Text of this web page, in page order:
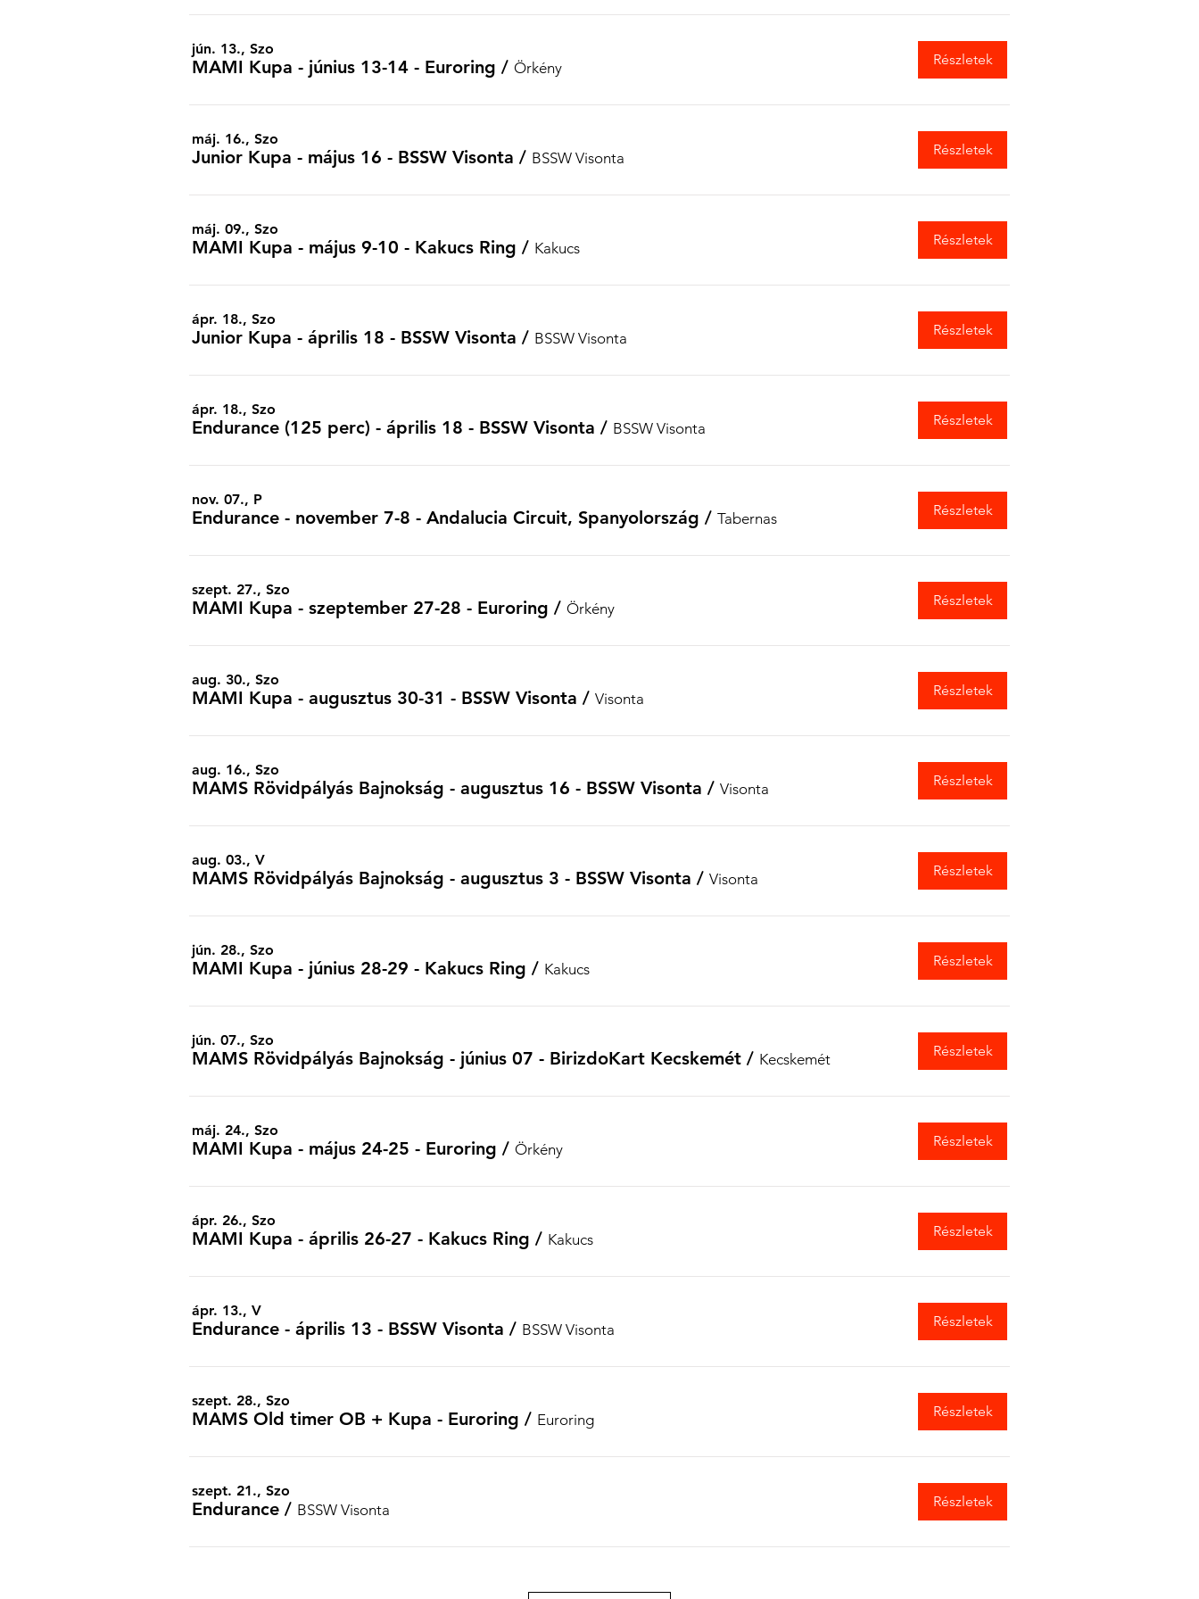
jún. 13., Szo
MAMI Kupa - június 13-14 - Euroring / Örkény Részletek
máj. 16., Szo
Junior Kupa - május 16 - BSSW Visonta / BSSW Visonta Részletek
máj. 09., Szo
MAMI Kupa - május 9-10 - Kakucs Ring / Kakucs Részletek
ápr. 18., Szo
Junior Kupa - április 18 - BSSW Visonta / BSSW Visonta Részletek
ápr. 18., Szo
Endurance (125 perc) - április 18 - BSSW Visonta / BSSW Visonta Részletek
nov. 07., P
Endurance - november 7-8 - Andalucia Circuit, Spanyolország / Tabernas Részletek
szept. 27., Szo
MAMI Kupa - szeptember 27-28 - Euroring / Örkény Részletek
aug. 30., Szo
MAMI Kupa - augusztus 30-31 - BSSW Visonta / Visonta Részletek
aug. 16., Szo
MAMS Rövidpályás Bajnokság - augusztus 16 - BSSW Visonta / Visonta Részletek
aug. 03., V
MAMS Rövidpályás Bajnokság - augusztus 3 - BSSW Visonta / Visonta Részletek
jún. 28., Szo
MAMI Kupa - június 28-29 - Kakucs Ring / Kakucs Részletek
jún. 07., Szo
MAMS Rövidpályás Bajnokság - június 07 - BirizdoKart Kecskemét / Kecskemét Részletek
máj. 24., Szo
MAMI Kupa - május 24-25 - Euroring / Örkény Részletek
ápr. 26., Szo
MAMI Kupa - április 26-27 - Kakucs Ring / Kakucs Részletek
ápr. 13., V
Endurance - április 13 - BSSW Visonta / BSSW Visonta Részletek
szept. 28., Szo
MAMS Old timer OB + Kupa - Euroring / Euroring Részletek
szept. 21., Szo
Endurance / BSSW Visonta Részletek